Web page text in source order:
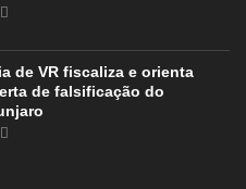
de VR fiscaliza e orienta
de falsificação do